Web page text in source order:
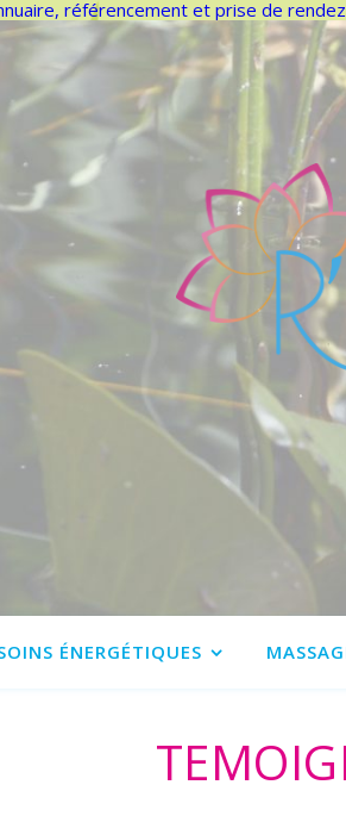
référencement et prise de
ÉNERGÉTIQUES